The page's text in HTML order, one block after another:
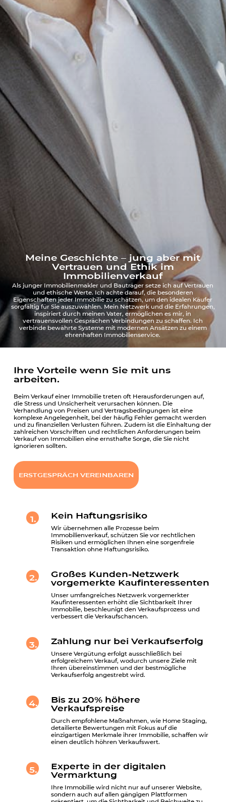
Meine Geschichte – jung aber mit
Vertrauen und Ethik im
Immobilienverkauf
Als junger Immobilienmakler und Bauträger setze ich auf Vertrauen
und ethische Werte. Ich achte darauf, die besonderen
Eigenschaften jeder Immobilie zu schätzen, um den idealen Käufer
sorgfältig für Sie auszuwählen. Mein Netzwerk und die Erfahrungen,
inspiriert durch meinen Vater, ermöglichen es mir, in
vertrauensvollen Gesprächen Verbindungen zu schaffen. Ich
verbinde bewährte Systeme mit modernen Ansätzen zu einem
ehrenhaften Immobilienservice.
Ihre Vorteile wenn Sie mit uns
arbeiten.
Beim Verkauf einer Immobilie treten oft Herausforderungen auf,
die Stress und Unsicherheit verursachen können. Die
Verhandlung von Preisen und Vertragsbedingungen ist eine
komplexe Angelegenheit, bei der häufig Fehler gemacht werden
und zu finanziellen Verlusten führen. Zudem ist die Einhaltung der
zahlreichen Vorschriften und rechtlichen Anforderungen beim
Verkauf von Immobilien eine ernsthafte Sorge, die Sie nicht
ignorieren sollten.
ERSTGESPRÄCH VEREINBAREN
1. Kein Haftungsrisiko
Wir übernehmen alle Prozesse beim
Immobilienverkauf, schützen Sie vor rechtlichen
Risiken und ermöglichen Ihnen eine sorgenfreie
Transaktion ohne Haftungsrisiko.
2.
Großes Kunden-Netzwerk
vorgemerkte Kaufinteressenten
Unser umfangreiches Netzwerk vorgemerkter
Kaufinteressenten erhöht die Sichtbarkeit Ihrer
Immobilie, beschleunigt den Verkaufsprozess und
verbessert die Verkaufschancen.
3. Zahlung nur bei Verkaufserfolg
Unsere Vergütung erfolgt ausschließlich bei
erfolgreichem Verkauf, wodurch unsere Ziele mit
Ihren übereinstimmen und der bestmögliche
Verkaufserfolg angestrebt wird.
4.
Bis zu 20% höhere
Verkaufspreise
Durch empfohlene Maßnahmen, wie Home Staging,
detailierte Bewertungen mit Fokus auf die
einzigartigen Merkmale ihrer Immobilie, schaffen wir
einen deutlich höhren Verkaufswert.
5.
Experte in der digitalen
Vermarktung
Ihre Immobilie wird nicht nur auf unserer Website,
sondern auch auf allen gängigen Plattformen